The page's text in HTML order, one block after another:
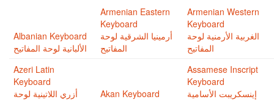
Albanian Keyboard
الألبانية لوحة المفاتيح
Armenian Eastern
Keyboard
أرمينيا الشرقية لوحة
المفاتيح
Armenian Western
Keyboard
الغربية اﻷرمنية لوحة
المفاتيح
Azeri Latin
Keyboard
أزري اللاتينية لوحة
Akan Keyboard
Assamese Inscript
Keyboard
إينسكريبت اﻷسامية